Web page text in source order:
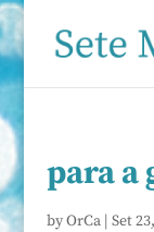
para a
byOrCa| Set